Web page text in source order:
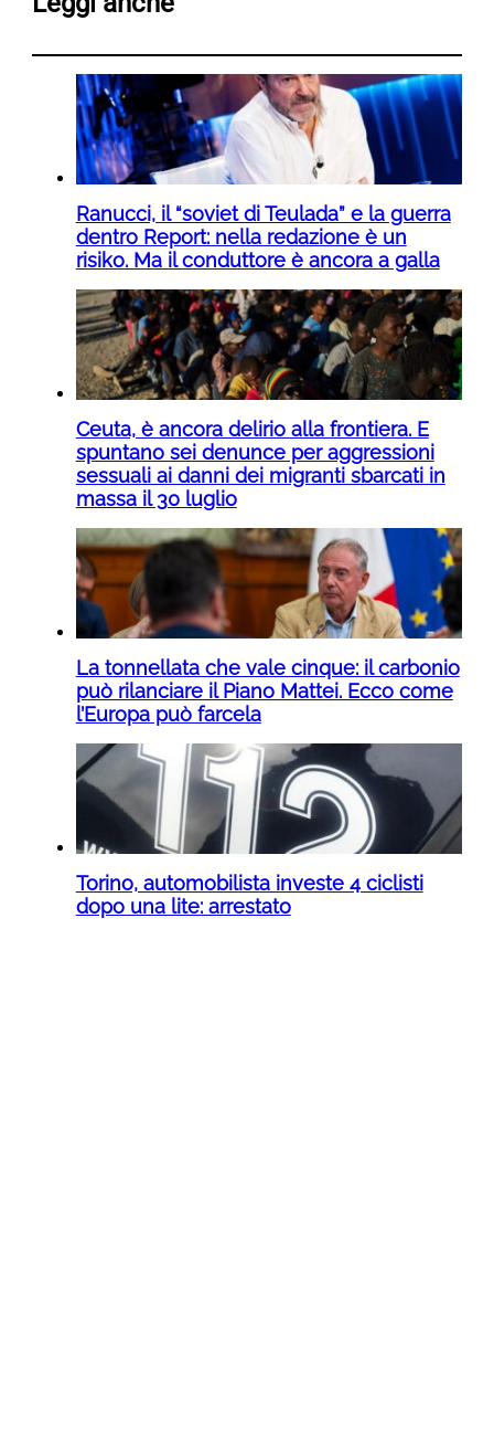
Ranucci, il “soviet di Teulada” e la guerra
dentro Report: nella redazione è un
risiko. Ma il conduttore è ancora a galla
Ceuta, è ancora delirio alla frontiera. E
spuntano sei denunce per aggressioni
sessuali ai danni dei migranti sbarcati in
massa il 30 luglio
La tonnellata che vale cinque: il carbonio
può rilanciare il Piano Mattei. Ecco come
l’Europa può farcela
Torino, automobilista investe 4 ciclisti
dopo una lite: arrestato